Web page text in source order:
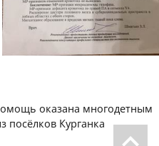
оказана многодетным
Курганка